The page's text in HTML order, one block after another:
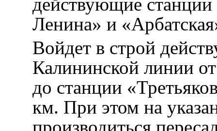
Ленина» и
Войдет в строй
Калининской линии
до станции
км. При этом на